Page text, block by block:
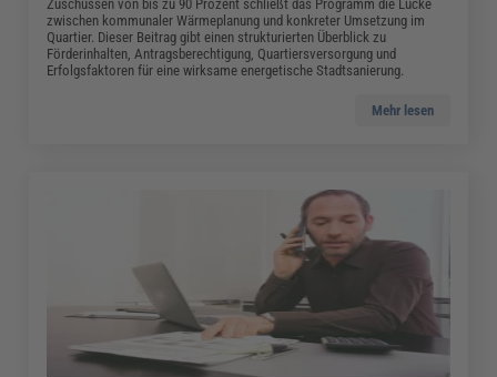
Zuschüssen von bis zu 90 Prozent schließt das Programm die Lücke
zwischen kommunaler Wärmeplanung und konkreter Umsetzung im
Quartier. Dieser Beitrag gibt einen strukturierten Überblick zu
Förderinhalten, Antragsberechtigung, Quartiersversorgung und
Erfolgsfaktoren für eine wirksame energetische Stadtsanierung.
Mehr lesen